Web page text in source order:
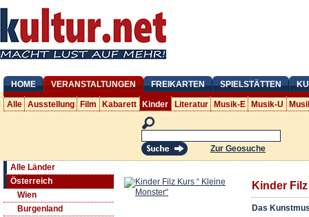
HOME VERANSTALTUNGEN FREIKARTEN SPIELSTÄTTEN
Alle Ausstellung Film Kabarett Kinder Literatur Musik-E Musik-U
Zur Geosuche
Alle Länder
Österreich
Wien
Burgenland
Kinder
Das